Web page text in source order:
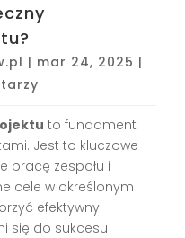
| mar 24, 2025 |
to fundament
Jest to kluczowe
pracę zespołu i
cele w określonym
efektywny
się do sukcesu